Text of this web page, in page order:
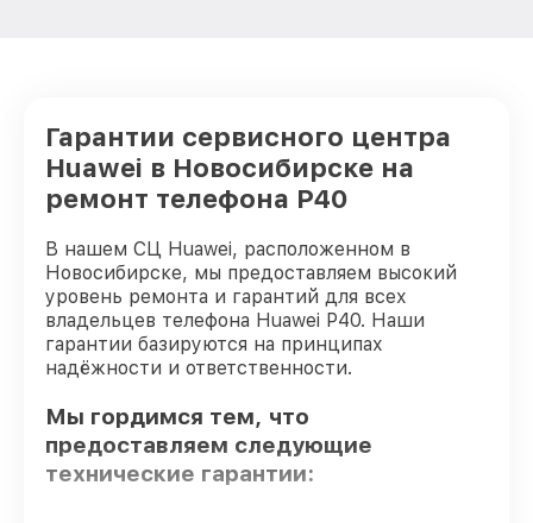
Гарантии сервисного центра
Huawei в Новосибирске на
ремонт телефона P40
В нашем СЦ Huawei, расположенном в
Новосибирске, мы предоставляем высокий
уровень ремонта и гарантий для всех
владельцев телефона Huawei P40. Наши
гарантии базируются на принципах
надёжности и ответственности.
Мы гордимся тем, что
предоставляем следующие
технические гарантии: